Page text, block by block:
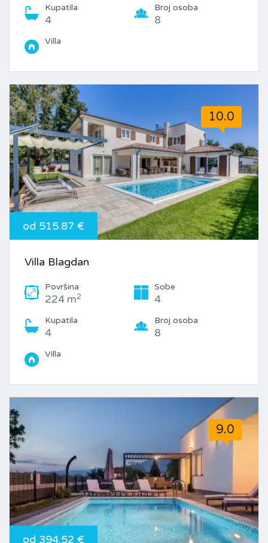
Kupatila
4
Broj osoba
8
Villa
10.0
od 515.87 €
Villa Blagdan
Površina
224 m2
Sobe
4
Kupatila
4
Broj osoba
8
Villa
9.0
od 394.52 €